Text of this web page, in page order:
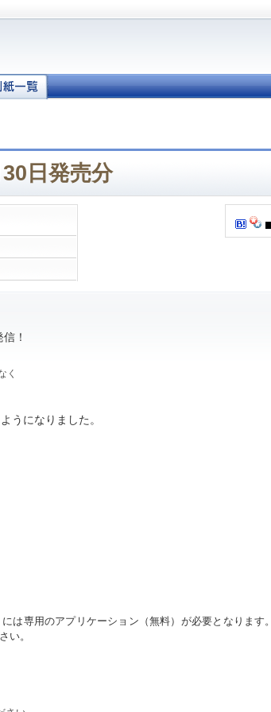
日発売分
！
く
うになりました。
は専用のアプリケーション（無料）が必要となります。
い。